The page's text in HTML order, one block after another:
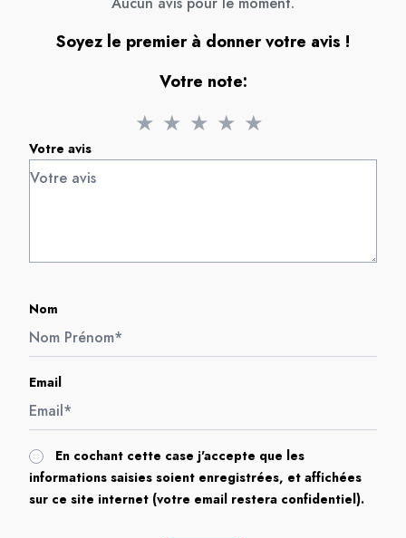
Soyez le premier à donner votre avis !
Votre note:
★ ★ ★ ★ ★
Votre avis
Nom
Email
En cochant cette case j'accepte que les
informations saisies soient enregistrées, et affichées
sur ce site internet (votre email restera confidentiel).